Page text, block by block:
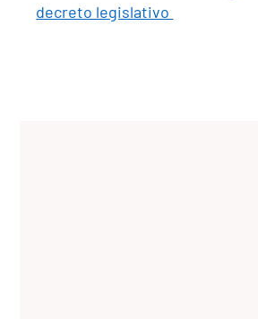
decreto legislativo